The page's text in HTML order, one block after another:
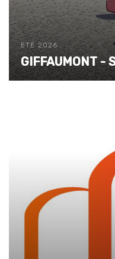
ETÉ 2026
GIFFAUMONT -